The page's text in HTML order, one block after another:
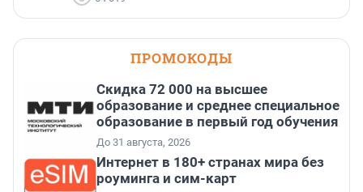
ПРОМОКОДЫ
Скидка 72 000 на высшее
образование и среднее специальное
образование в первый год обучения
До 31 августа, 2026
Интернет в 180+ странах мира без
роуминга и сим-карт